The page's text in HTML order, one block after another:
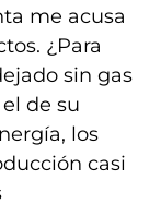
me acusa
¿Para
sin gas
de su
los
casi